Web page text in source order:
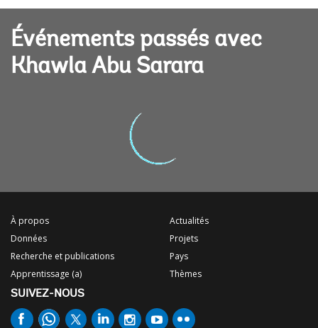
Événements passés avec
Khawla Abu Sarara
À propos
Données
Recherche et publications
Apprentissage (a)
Actualités
Projets
Pays
Thèmes
SUIVEZ-NOUS